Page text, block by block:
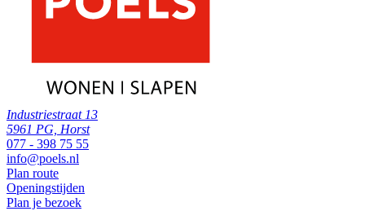
Industriestraat 13
5961 PG, Horst
077 - 398 75 55
info@poels.nl
Plan route
Openingstijden
Plan je bezoek